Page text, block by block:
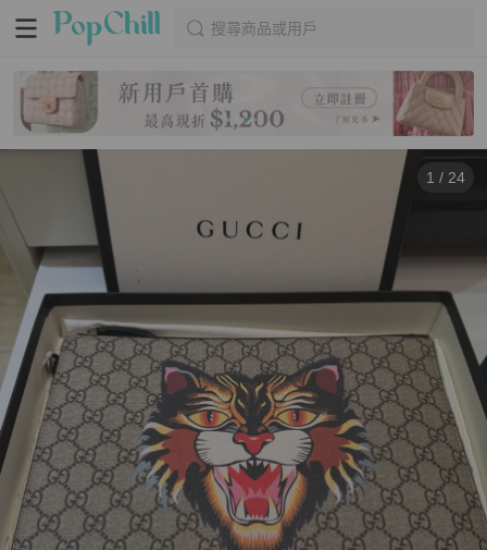
搜尋商品或用戶
1 / 24